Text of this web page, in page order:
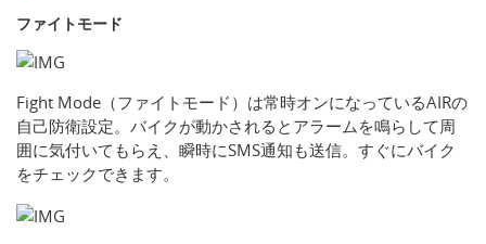
ファイトモード
Fight Mode（ファイトモード）は常時オンになっているAIRの
自己防衛設定。バイクが動かされるとアラームを鳴らして周
囲に気付いてもらえ、瞬時にSMS通知も送信。すぐにバイク
をチェックできます。